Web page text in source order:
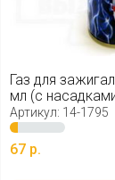
Газ для
мл (с
Артикул: 14-1795
67 р.